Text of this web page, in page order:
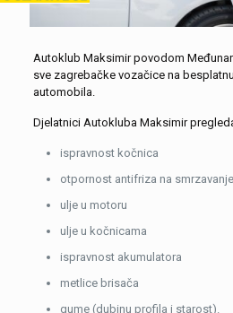
Autoklub Maksimir povodom
sve zagrebačke vozačice na
automobila.
Djelatnici Autokluba Maksimir
ispravnost kočnica
otpornost antifriza na smrzavanje
ulje u motoru
ulje u kočnicama
ispravnost akumulatora
metlice brisača
gume (dubinu profila i starost).